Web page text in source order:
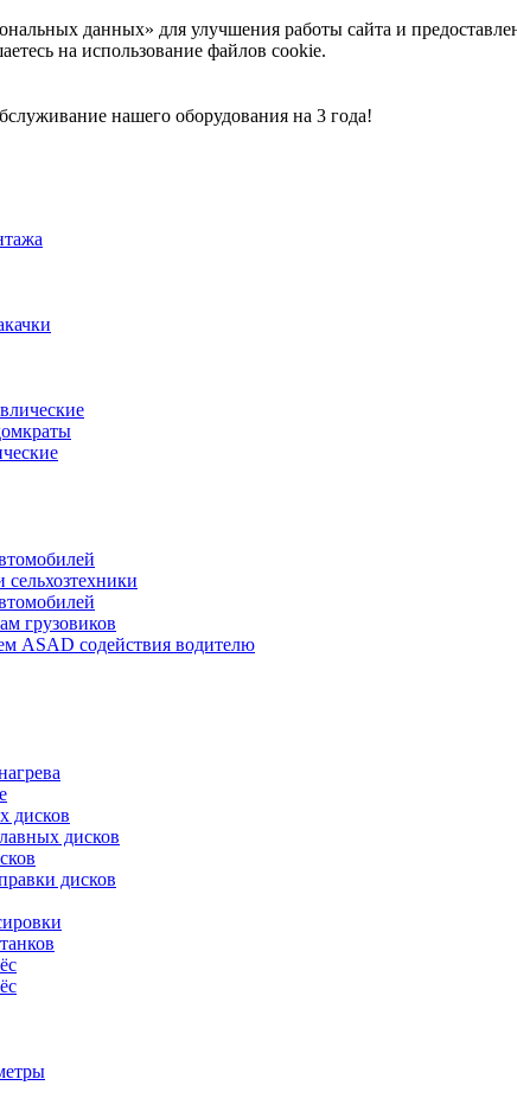
данных» для улучшения работы сайта и
на использование файлов cookie.
нашего оборудования на 3 года!
сельхозтехники
грузовиков
ASAD содействия водителю
дисков
дисков
дисков